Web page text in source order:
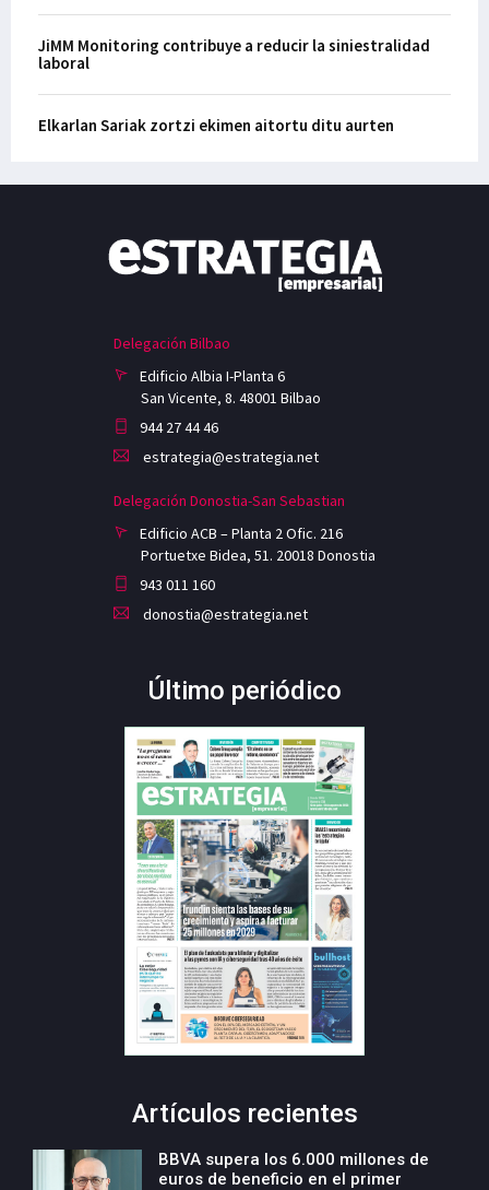
JiMM Monitoring contribuye a reducir la siniestralidad
laboral
Elkarlan Sariak zortzi ekimen aitortu ditu aurten
Delegación Bilbao
Edificio Albia I-Planta 6
San Vicente, 8. 48001 Bilbao
944 27 44 46
estrategia@estrategia.net
Delegación Donostia-San Sebastian
Edificio ACB – Planta 2 Ofic. 216
Portuetxe Bidea, 51. 20018 Donostia
943 011 160
donostia@estrategia.net
Último periódico
Artículos recientes
BBVA supera los 6.000 millones de
euros de beneficio en el primer